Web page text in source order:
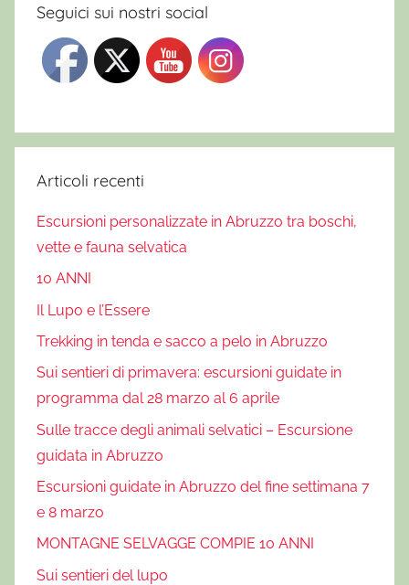
Seguici sui nostri social
Articoli recenti
Escursioni personalizzate in Abruzzo tra boschi,
vette e fauna selvatica
10 ANNI
Il Lupo e l’Essere
Trekking in tenda e sacco a pelo in Abruzzo
Sui sentieri di primavera: escursioni guidate in
programma dal 28 marzo al 6 aprile
Sulle tracce degli animali selvatici – Escursione
guidata in Abruzzo
Escursioni guidate in Abruzzo del fine settimana 7
e 8 marzo
MONTAGNE SELVAGGE COMPIE 10 ANNI
Sui sentieri del lupo